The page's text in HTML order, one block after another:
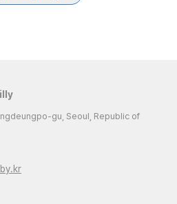
gu, Seoul, Republic of